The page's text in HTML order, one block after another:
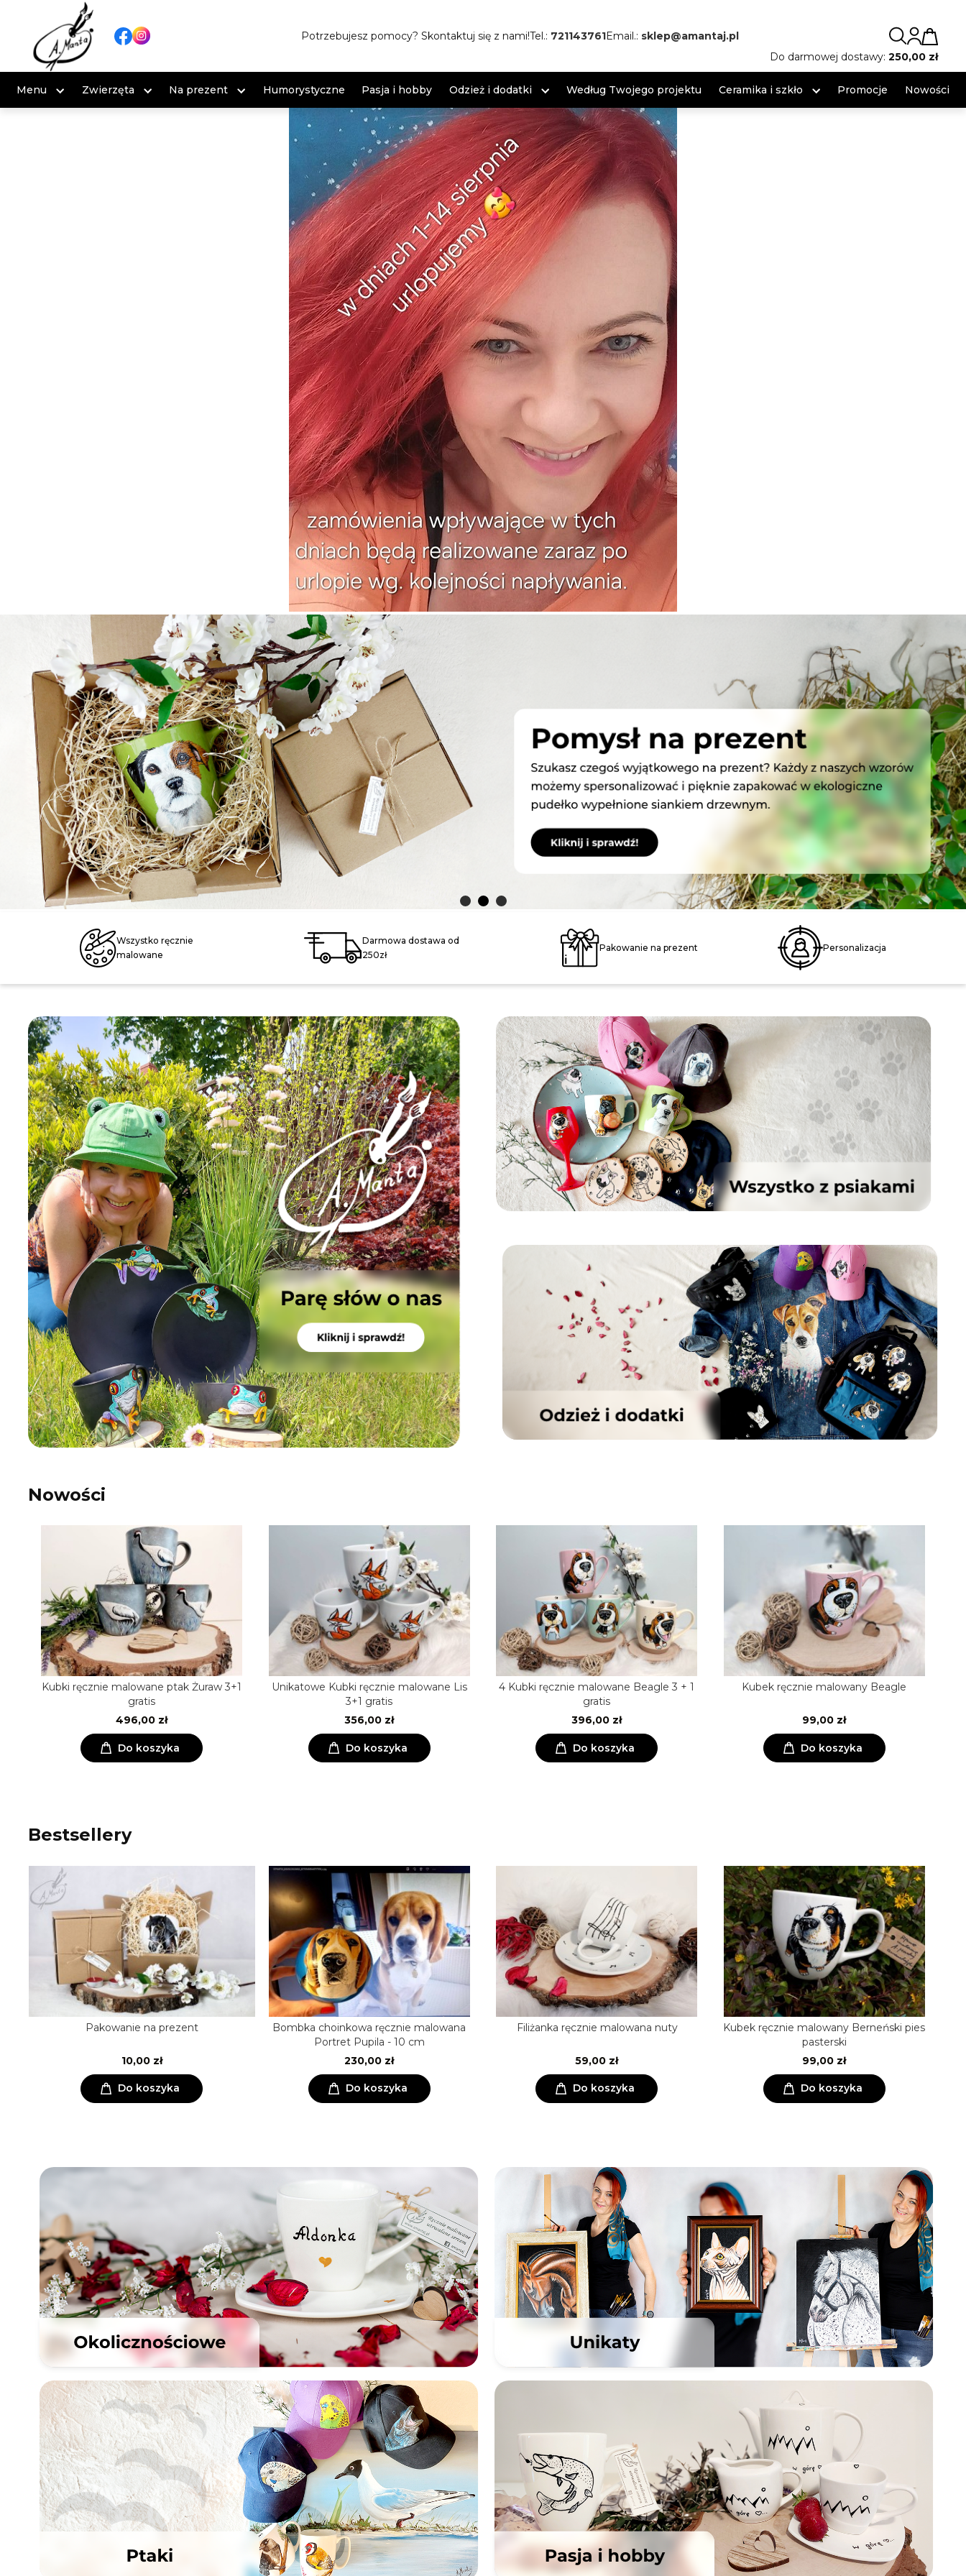
Potrzebujesz pomocy? Skontaktuj się z nami!Tel.: 721143761Email.: sklep@amantaj.pl
Do darmowej dostawy: 250,00 zł
Menu Zwierzęta Na prezent Humorystyczne Pasja i hobby Odzież i dodatki Według Twojego projektu Ceramika i szkło Promocje Nowości
Wszystko ręcznie
malowane
Darmowa dostawa od
250zł
Pakowanie na prezent Personalizacja
Nowości
Kubki ręcznie malowane ptak Żuraw 3+1
gratis
496,00 zł
Do koszyka
Unikatowe Kubki ręcznie malowane Lis
3+1 gratis
356,00 zł
Do koszyka
4 Kubki ręcznie malowane Beagle 3 + 1
gratis
396,00 zł
Do koszyka
Kubek ręcznie malowany Beagle
99,00 zł
Do koszyka
Bestsellery
Pakowanie na prezent
10,00 zł
Do koszyka
Bombka choinkowa ręcznie malowana
Portret Pupila - 10 cm
230,00 zł
Do koszyka
Filiżanka ręcznie malowana nuty
59,00 zł
Do koszyka
Kubek ręcznie malowany Berneński pies
pasterski
99,00 zł
Do koszyka